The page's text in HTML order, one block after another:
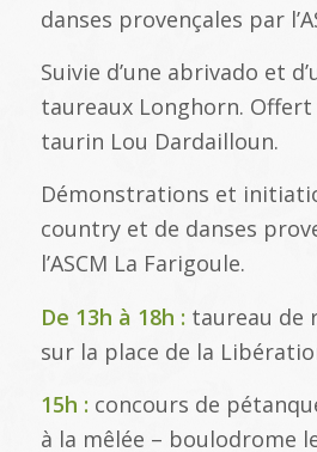
danses provençales par
Suivie d’une abrivado et
taureaux Longhorn.
taurin Lou Dardailloun.
Démonstrations et
country et de danses
l’ASCM La Farigoule.
De 13h à 18h : taureau de
sur la place de la
15h : concours de
à la mêlée – boulodrome